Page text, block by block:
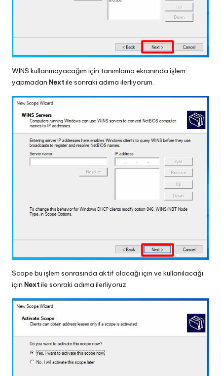
WINS kullanmayacağım için tanımlama ekranında işlem
yapmadan Nextile sonraki adıma ilerliyorum.
Scope bu işlem sonrasında aktif olacağı için ve kullanılacağı
için Nextile sonraki adıma ilerliyoruz.